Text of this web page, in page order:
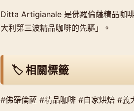
Ditta Artigianale 是佛羅倫薩精品咖
大利第三波精品咖啡的先驅」。
🏷️ 相關標籤
#佛羅倫薩 #精品咖啡 #自家烘焙 #義